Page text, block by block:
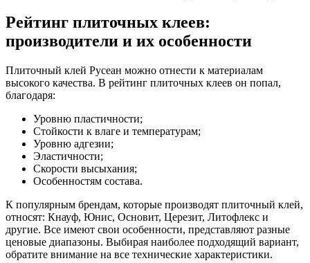
Рейтинг плиточных клеев:
производители и их особенности
Плиточный клей Русеан можно отнести к материалам
высокого качества. В рейтинг плиточных клеев он попал,
благодаря:
Уровню пластичности;
Стойкости к влаге и температурам;
Уровню адгезии;
Эластичности;
Скорости высыхания;
Особенностям состава.
К популярным брендам, которые производят плиточный клей,
относят: Кнауф, Юнис, Основит, Церезит, Литофлекс и
другие. Все имеют свои особенности, представляют разные
ценовые диапазоны. Выбирая наиболее подходящий вариант,
обратите внимание на все технические характеристики.